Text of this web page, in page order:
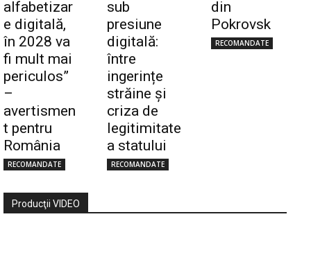
alfabetizar
e digitală,
în 2028 va
fi mult mai
periculos”
–
avertismen
t pentru
România
RECOMANDATE
sub
presiune
digitală:
între
ingerințe
străine și
criza de
legitimitate
a statului
RECOMANDATE
din
Pokrovsk
RECOMANDATE
Producţii VIDEO